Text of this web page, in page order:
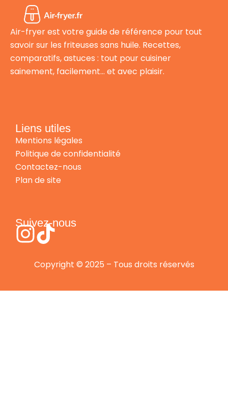
Air-fryer est votre guide de référence pour tout
savoir sur les friteuses sans huile. Recettes,
comparatifs, astuces : tout pour cuisiner
sainement, facilement… et avec plaisir.
Liens utiles
Mentions légales
Politique de confidentialité
Contactez-nous
Plan de site
Suivez-nous
Copyright © 2025 – Tous droits réservés